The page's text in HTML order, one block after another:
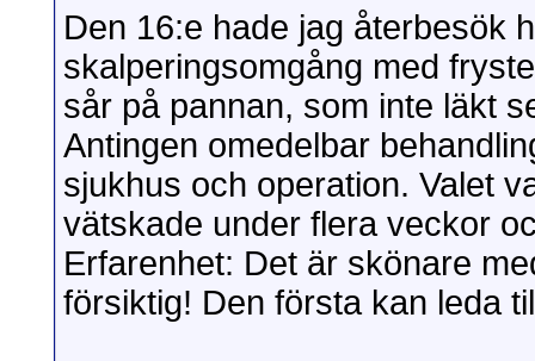
Den 16:e hade jag återbesök
skalperingsomgång med
sår på pannan, som inte läkt
Antingen omedelbar
sjukhus och operation. Valet
vätskade under flera veckor
Erfarenhet: Det är skönare
försiktig! Den första kan leda